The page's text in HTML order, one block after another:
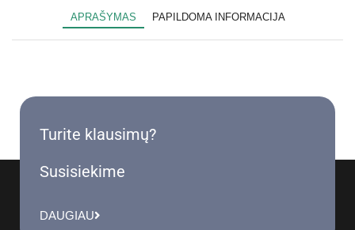
APRAŠYMAS PAPILDOMA INFORMACIJA
Turite klausimų?
Susisiekime
DAUGIAU